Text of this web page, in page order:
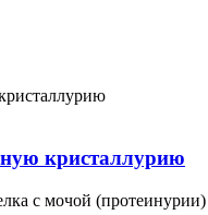
кристаллурию